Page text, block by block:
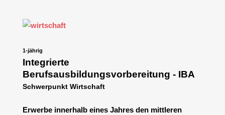
1-jährig
Integrierte
Berufsausbildungsvorbereitung - IBA
Schwerpunkt Wirtschaft
Erwerbe innerhalb eines Jahres den mittleren